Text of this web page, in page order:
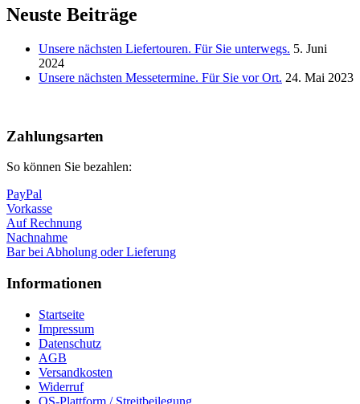
Neuste Beiträge
Unsere nächsten Liefertouren. Für Sie unterwegs. 5. Juni
2024
Unsere nächsten Messetermine. Für Sie vor Ort. 24. Mai 2023
oben
Zahlungsarten
So können Sie bezahlen:
PayPal
Vorkasse
Auf Rechnung
Nachnahme
Bar bei Abholung oder Lieferung
Informationen
Startseite
Impressum
Datenschutz
AGB
Versandkosten
Widerruf
OS-Plattform / Streitbeilegung